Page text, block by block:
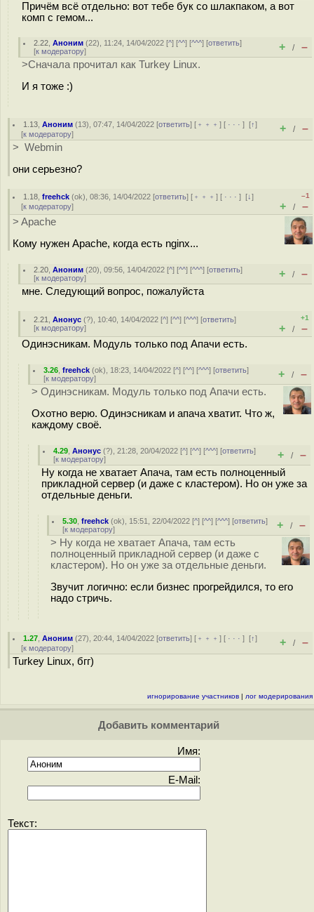
Причём всё отдельно: вот тебе бук со шлакпаком, а вот
комп с гемом...
2.22 ,Аноним (22), 11:24, 14/04/2022 [^] [^^] [^^^] [ответить]
[к модератору] + / –
>Сначала прочитал как Turkey Linux.
И я тоже :)
1.13 ,Аноним (13), 07:47, 14/04/2022 [ответить] [ ﹢﹢﹢] [ · · ·][↑]
[к модератору] + / –
> Webmin
они серьезно?
1.18 ,freehck (ok), 08:36, 14/04/2022 [ответить] [ ﹢﹢﹢] [ · · ·][↓]
[к модератору]
–1
+ / –
> Apache
Кому нужен Apache, когда есть nginx...
2.20 ,Аноним (20), 09:56, 14/04/2022 [^] [^^] [^^^] [ответить]
[к модератору] + / –
мне. Следующий вопрос, пожалуйста
2.21 ,Анонус (?), 10:40, 14/04/2022 [^] [^^] [^^^] [ответить]
[к модератору]
+1
+ / –
Одинэсникам. Модуль только под Апачи есть.
3.26 ,freehck (ok), 18:23, 14/04/2022 [^] [^^] [^^^] [ответить]
[к модератору] + / –
> Одинэсникам. Модуль только под Апачи есть.
Охотно верю. Одинэсникам и апача хватит. Что ж,
каждому своё.
4.29 ,Анонус (?), 21:28, 20/04/2022 [^] [^^] [^^^] [ответить]
[к модератору] + / –
Ну когда не хватает Апача, там есть полноценный
прикладной сервер (и даже с кластером). Но он уже за
отдельные деньги.
5.30 ,freehck (ok), 15:51, 22/04/2022 [^] [^^] [^^^] [ответить]
[к модератору] + / –
> Ну когда не хватает Апача, там есть
полноценный прикладной сервер (и даже с
кластером). Но он уже за отдельные деньги.
Звучит логично: если бизнес прогрейдился, то его
надо стричь.
1.27 ,Аноним (27), 20:44, 14/04/2022 [ответить] [ ﹢﹢﹢] [ · · ·][↑]
[к модератору] + / –
Turkey Linux, бгг)
игнорирование участников | лог модерирования
Добавить комментарий
Имя:
E-Mail:
Текст: